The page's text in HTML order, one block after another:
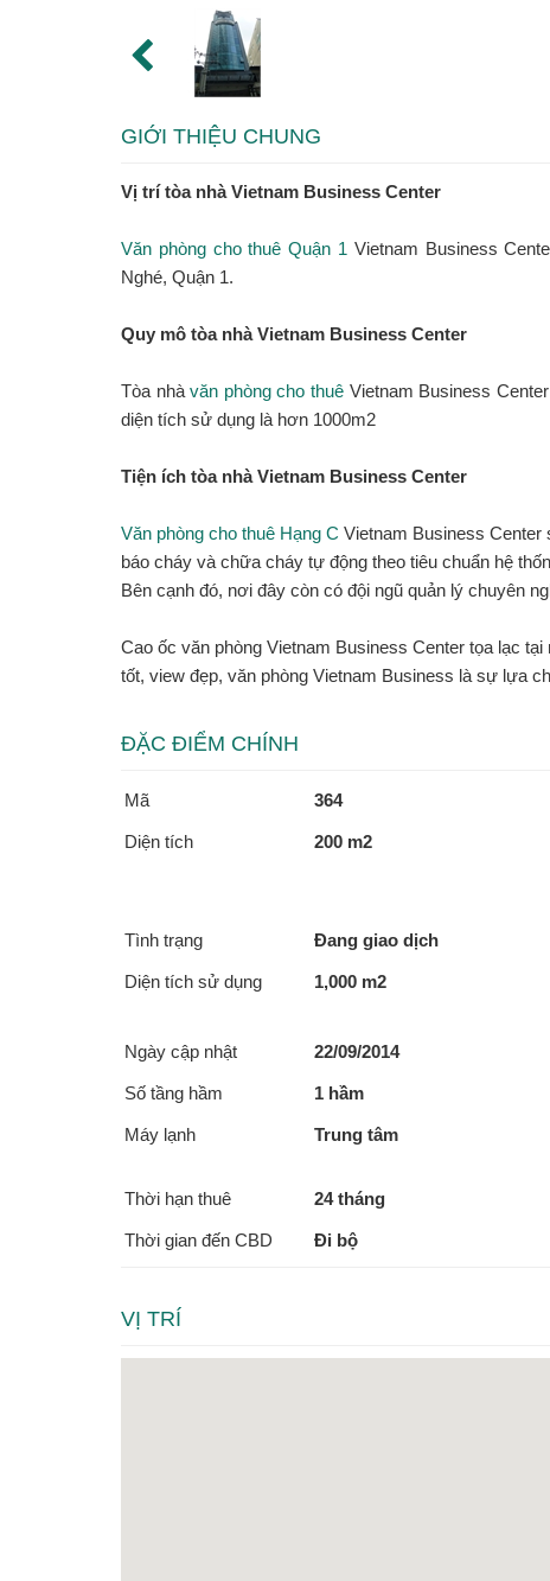
GIỚI THIỆU CHUNG
Vị trí tòa nhà Vietnam Business Center
Văn phòng cho thuê Quận 1 Vietnam Business
Nghé, Quận 1.
Quy mô tòa nhà Vietnam Business Center
Tòa nhàvăn phòng cho thuêVietnam Business
diện tích sử dụng là hơn 1000m2
Tiện ích tòa nhà Vietnam Business Center
Văn phòng cho thuê Hạng C Vietnam Business Center
báo cháy và chữa cháy tự động theo tiêu chuẩn hệ
Bên cạnh đó, nơi đây còn có đội ngũ quản lý chuyên
Cao ốc văn phòng Vietnam Business Center tọa lạc
tốt, view đẹp, văn phòng Vietnam Business là sự lựa
ĐẶC ĐIỂM CHÍNH
Mã 364
Diện tích 200 m2
Tình trạng Đang giao dịch
Diện tích sử dụng 1,000 m2
Ngày cập nhật 22/09/2014
Số tầng hầm 1 hầm
Máy lạnh Trung tâm
Thời hạn thuê 24 tháng
Thời gian đến CBD Đi bộ
VỊ TRÍ